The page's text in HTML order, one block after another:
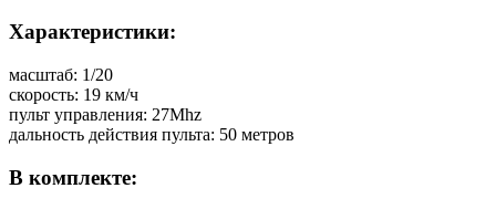
Характеристики:
масштаб: 1/20
скорость: 19 км/ч
пульт управления: 27Mhz
дальность действия пульта: 50 метров
В комплекте: